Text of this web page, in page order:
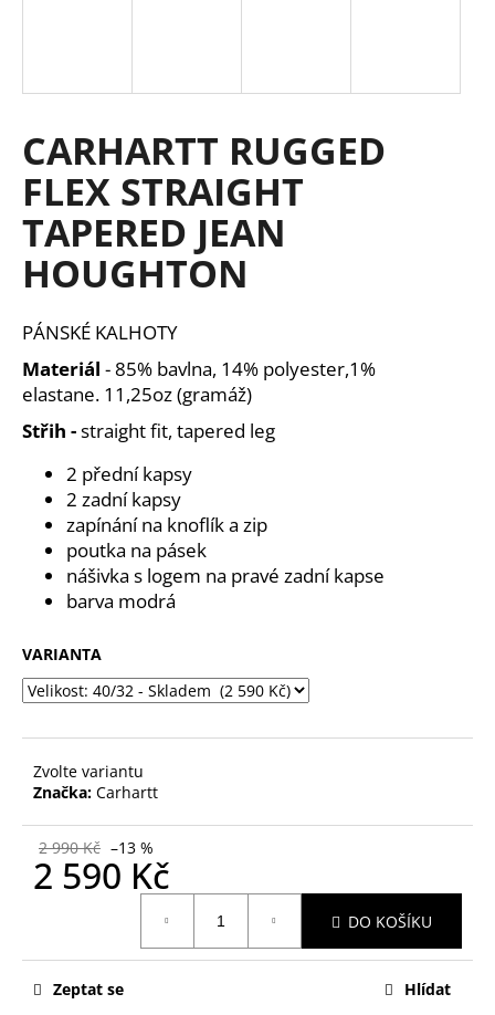
CARHARTT RUGGED
FLEX STRAIGHT
TAPERED JEAN
HOUGHTON
PÁNSKÉ KALHOTY
Materiál -85% bavlna, 14% polyester,1%
elastane. 11,25oz (gramáž)
Střih -straight fit, tapered leg
2 přední kapsy
2 zadní kapsy
zapínání na knoflík a zip
poutka na pásek
nášivka s logem na pravé zadní kapse
barva modrá
VARIANTA
Zvolte variantu
Značka: Carhartt
2 990 Kč –13 %
2 590 Kč
DO KOŠÍKU
Zeptat se Hlídat
í
?
HLEDAT
o
p
o